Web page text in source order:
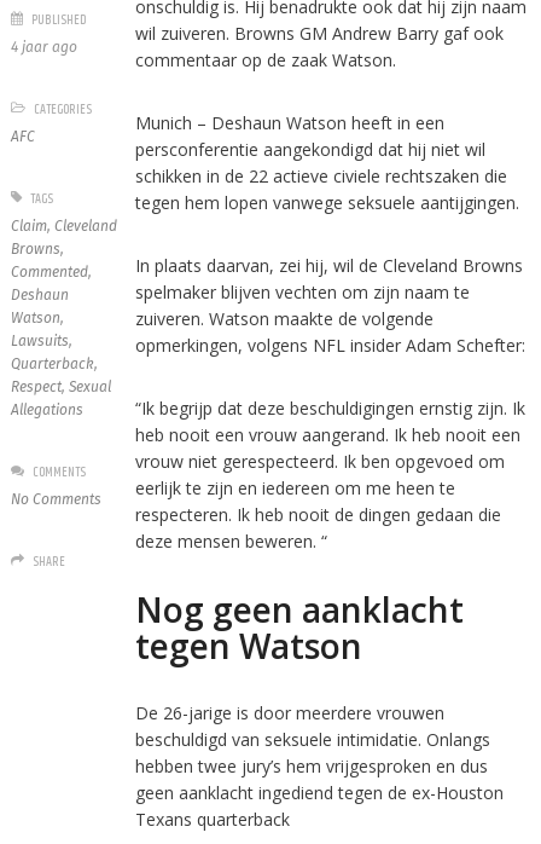
onschuldig is. Hij benadrukte ook dat hij zijn naam
wil zuiveren. Browns GM Andrew Barry gaf ook
commentaar op de zaak Watson.
Munich – Deshaun Watson heeft in een
persconferentie aangekondigd dat hij niet wil
schikken in de 22 actieve civiele rechtszaken die
tegen hem lopen vanwege seksuele aantijgingen.
In plaats daarvan, zei hij, wil de Cleveland Browns
spelmaker blijven vechten om zijn naam te
zuiveren. Watson maakte de volgende
opmerkingen, volgens NFL insider Adam Schefter:
“Ik begrijp dat deze beschuldigingen ernstig zijn. Ik
heb nooit een vrouw aangerand. Ik heb nooit een
vrouw niet gerespecteerd. Ik ben opgevoed om
eerlijk te zijn en iedereen om me heen te
respecteren. Ik heb nooit de dingen gedaan die
deze mensen beweren. “
Nog geen aanklacht
tegen Watson
De 26-jarige is door meerdere vrouwen
beschuldigd van seksuele intimidatie. Onlangs
hebben twee jury’s hem vrijgesproken en dus
geen aanklacht ingediend tegen de ex-Houston
Texans quarterback
PUBLISHED
4 jaar ago
CATEGORIES
AFC
TAGS
Claim, Cleveland
Browns,
Commented,
Deshaun
Watson,
Lawsuits,
Quarterback,
Respect, Sexual
Allegations
COMMENTS
No Comments
SHARE